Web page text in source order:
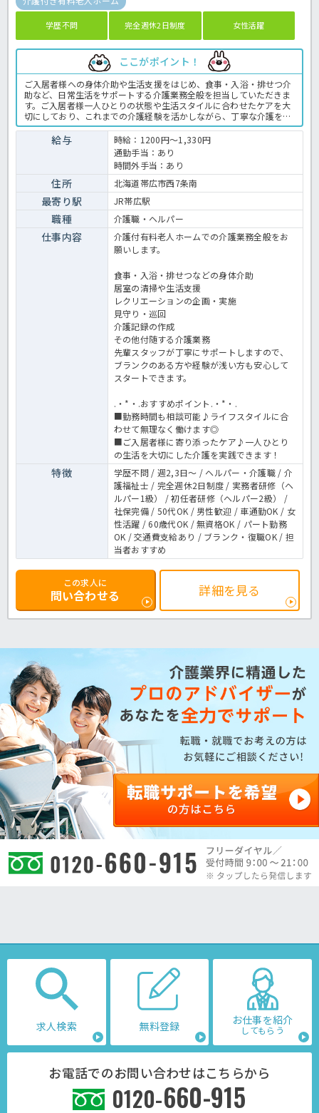
学歴不問 完全週休2日制度 女性活躍
ここがポイント！
ご入居者様への身体介助や生活支援をはじめ、食事・入浴・排せつ介
助など、日常生活をサポートする介護業務全般を担当していただきま
す。ご入居者様一人ひとりの状態や生活スタイルに合わせたケアを大
切にしており、これまでの介護経験を活かしながら、丁寧な介護を実
践できる環境です。運営法人は、北海道内で介護・福祉サービスを幅
広く展開する大手グループ♪安定した法人基盤のもと、安心して長く
働きたい方にもおすすめです。施設ではスタッフ同士が連携しなが
ら、ご入居者様が安心して快適に過ごせるようサポートしています。
経験の浅い方やブランクのある方も、これまでの経験や資格を活かし
て働きたい方はぜひお気軽にお問い合わせください！有料老人ホーム
での介護業務全般です。＜介護職員 派遣 有料老人ホームの求人＞
給与
時給：1200円～1,330円
通勤手当：あり
時間外手当：あり
住所 北海道帯広市西7条南
最寄り駅 JR帯広駅
職種 介護職・ヘルパー
仕事内容
介護付有料老人ホームでの介護業務全般をお
願いします。
食事・入浴・排せつなどの身体介助
居室の清掃や生活支援
レクリエーションの企画・実施
見守り・巡回
介護記録の作成
その他付随する介護業務
先輩スタッフが丁寧にサポートしますので、
ブランクのある方や経験が浅い方も安心して
スタートできます。
.・*・.おすすめポイント.・*・.
■勤務時間も相談可能♪ライフスタイルに合
わせて無理なく働けます◎
■ご入居者様に寄り添ったケア♪一人ひとり
の生活を大切にした介護を実践できます！
特徴
学歴不問 / 週2,3日～ / ヘルパー・介護職 / 介
護福祉士 / 完全週休2日制度 / 実務者研修（ヘ
ルパー1級） / 初任者研修（ヘルパー2級） /
社保完備 / 50代OK / 男性歓迎 / 車通勤OK / 女
性活躍 / 60歳代OK / 無資格OK / パート勤務
OK / 交通費支給あり / ブランク・復職OK / 担
当者おすすめ
この求人に
問い合わせる 詳細を見る
求人検索 無料登録 お仕事を紹介
してもらう
お電話でのお問い合わせはこちらから
0120-660-915